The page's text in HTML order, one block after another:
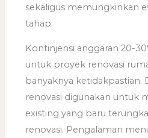
sekaligus memungkinkan
tahap.
Kontinjensi anggaran 20-
untuk proyek renovasi
banyaknya ketidakpastian.
renovasi digunakan untuk
existing yang baru
renovasi. Pengalaman